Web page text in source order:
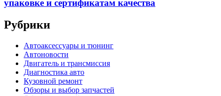
упаковке и сертификатам качества
Рубрики
Автоаксессуары и тюнинг
Автоновости
Двигатель и трансмиссия
Диагностика авто
Кузовной ремонт
Обзоры и выбор запчастей